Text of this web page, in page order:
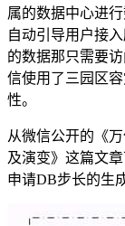
属的数据中心进
自动引导用户接
的数据那只需要
信使用了三园区
性。
从微信公开的《
及演变》这篇文
申请DB步长的生